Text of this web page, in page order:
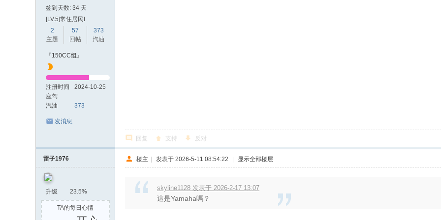
签到天数: 34 天
[LV.5]常住居民I
2
主题
57
回帖
373
汽油
『150CC组』
注册时间
2024-10-25
座驾
汽油
373
发消息
回复 支持 反对
雷子1976
升级 23.5%
TA的每日心情
楼主 | 发表于 2026-5-11 08:54:22 | 显示全部楼层
skyline1128 发表于 2026-2-17 13:07
這是Yamaha嗎？